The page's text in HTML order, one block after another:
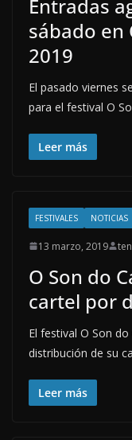
Entradas
sábado en
2019
El pasado viernes
para el festival O
Leer más
FESTIVALES NOTICIAS
13 marzo, 2019
O Son do
cartel por
El festival O Son
distribución de su
Leer más